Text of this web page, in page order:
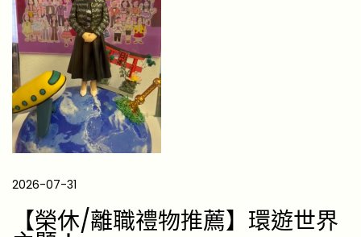
趣
，
更
是
信
仰
！
給
2026-07-31
【榮休/離職禮物推薦】環遊世界